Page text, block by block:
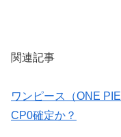
関連記事
ワンピース（ONE
CP0確定か？